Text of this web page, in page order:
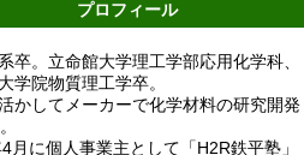
プロフィール
卒。立命館大学理工学部応用化学科、
学院物質理工学卒。
かしてメーカーで化学材料の研究開発
月に個人事業主として「H2R鉄平塾」